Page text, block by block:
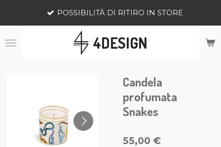
principale
4DESIGN
POSSIBILITÀ DI RITIRO IN STORE
Candela
profumata
Snakes
55,00 €